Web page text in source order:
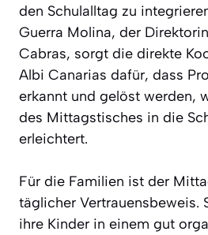
den Schulalltag zu
Guerra Molina, der
Cabras, sorgt die direkte
Albi Canarias dafür, dass
erkannt und gelöst werden,
des Mittagstisches in die
erleichtert.
Für die Familien ist der
täglicher Vertrauensbeweis.
ihre Kinder in einem gut